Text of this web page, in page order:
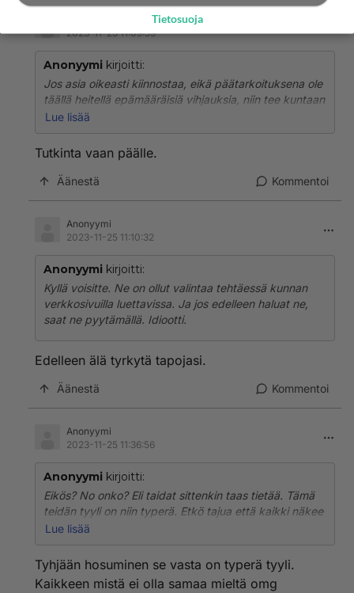
2023-11-25 11:09:59
Anonyymi kirjoitti:
Jos asia oikeasti kiinnostaa, eikä päätarkoituksena ole
täällä heitellä epämääräisiä vihjauksia, niin tee kuntaan
asiakirjapyyntö. Kyllä ne tarjousten vertailun tiedot
Lue lisää
Tutkinta vaan päälle.
Äänestä Kommentoi
Anonyymi
2023-11-25 11:10:32
Anonyymi kirjoitti:
Kyllä voisitte. Ne on ollut valintaa tehtäessä kunnan
verkkosivuilla luettavissa. Ja jos edelleen haluat ne,
saat ne pyytämällä. Idiootti.
Edelleen älä tyrkytä tapojasi.
Äänestä Kommentoi
Anonyymi
2023-11-25 11:36:56
Anonyymi kirjoitti:
Eikös? No onko? Eli taidat sittenkin taas tietää. Tämä
teidän tyyli on niin typerä. Etkö tajua että kaikki näkee
mitä te teette?
Ja kukas muu kuin kepu siellä mölyämässä. Ketä
muuta harmittaisi kokoomusyrittäjä campingissa.
Lue lisää
Tyhjään hosuminen se vasta on typerä tyyli.
Kaikkeen mistä ei olla samaa mieltä omg
Tietosuoja